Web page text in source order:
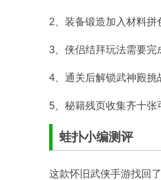
2、装备锻造加入材料
3、侠侣结拜玩法需要
4、通关后解锁武神殿
5、秘籍残页收集齐十张
蛙扑小编测评
这款怀旧武侠手游找回